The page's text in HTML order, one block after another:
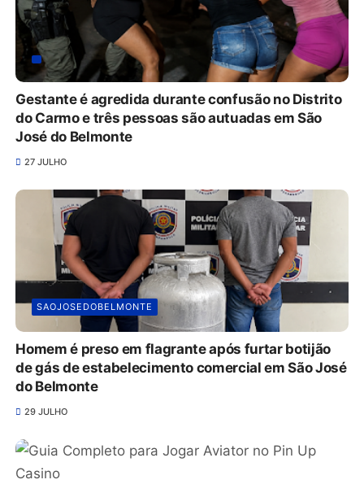
Gestante é agredida durante confusão no Distrito
do Carmo e três pessoas são autuadas em São
José do Belmonte
27 JULHO
SAOJOSEDOBELMONTE
Homem é preso em flagrante após furtar botijão
de gás de estabelecimento comercial em São José
do Belmonte
29 JULHO